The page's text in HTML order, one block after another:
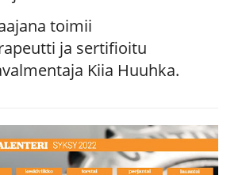
toimii
ja sertifioitu
Kiia Huuhka.